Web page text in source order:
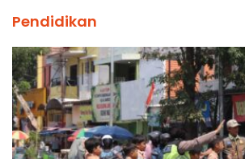
Pendidikan